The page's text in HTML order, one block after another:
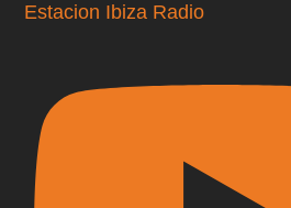
Estacion Ibiza Radio